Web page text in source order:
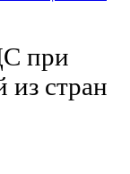
при
из стран